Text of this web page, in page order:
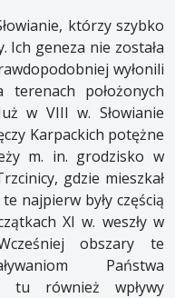
którzy szybko
Ich geneza nie została
wyłonili
położonych
w VIII w. Słowianie
Karpackich potężne
m. in. grodzisko w
gdzie mieszkał
najpierw były częścią
XI w. weszły w
obszary te
Państwa
tu również wpływy